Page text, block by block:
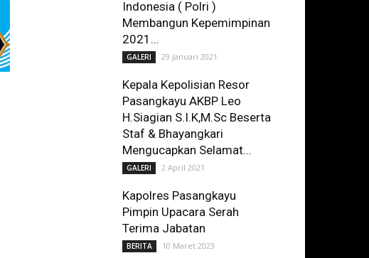
Indonesia ( Polri )
Membangun Kepemimpinan
2021...
GALERI 29 Januari 2021
Kepala Kepolisian Resor
Pasangkayu AKBP Leo
H.Siagian S.I.K,M.Sc Beserta
Staf & Bhayangkari
Mengucapkan Selamat...
GALERI 2 April 2021
Kapolres Pasangkayu
Pimpin Upacara Serah
Terima Jabatan
BERITA 10 Maret 2023